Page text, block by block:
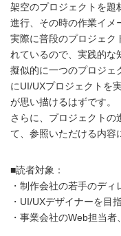
架空のプロジェクトを題
進行、その時の作業イメ
実際に普段のプロジェク
れているので、実践的な
擬似的に一つのプロジェ
にUI/UXプロジェクトを
が思い描けるはずです。
さらに、プロジェクトの
て、参照いただける内容
■読者対象：
・制作会社の若手のデ
・UI/UXデザイナーを目
・事業会社のWeb担当